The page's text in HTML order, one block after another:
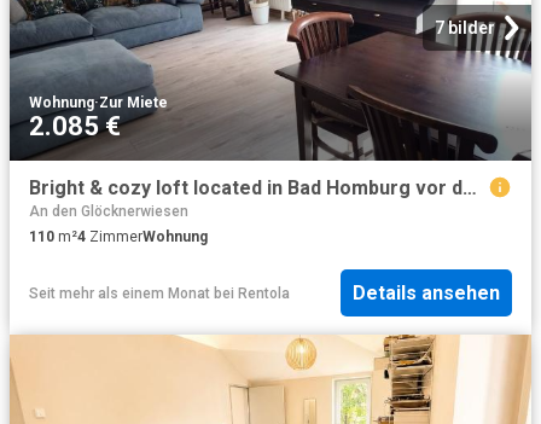
7 bilder
Wohnung·Zur Miete
2.085 €
Bright & cozy loft located in Bad Homburg vor der Höhe
An den Glöcknerwiesen
110 m²4 ZimmerWohnung
Seit mehr als einem Monat bei Rentola Details ansehen